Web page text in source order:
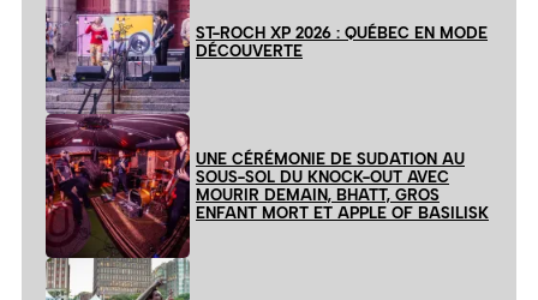
ST-ROCH XP 2026 : QUÉBEC EN MODE
DÉCOUVERTE
UNE CÉRÉMONIE DE SUDATION AU
SOUS-SOL DU KNOCK-OUT AVEC
MOURIR DEMAIN, BHATT, GROS
ENFANT MORT ET APPLE OF BASILISK